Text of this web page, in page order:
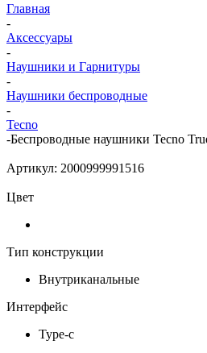
Главная
-
Аксессуары
-
Наушники и Гарнитуры
-
Наушники беспроводные
-
Tecno
-Беспроводные наушники Tecno
Артикул: 2000999991516
Цвет
Тип конструкции
Внутриканальные
Интерфейс
Type-c